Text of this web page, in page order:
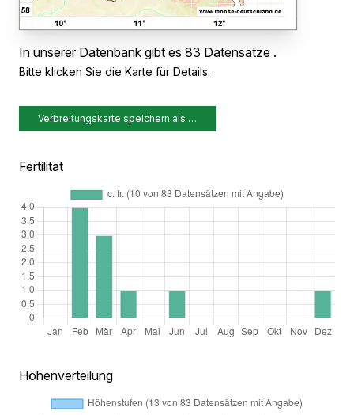
In unserer Datenbank gibt es 83 Datensätze .
Bitte klicken Sie die Karte für Details.
Verbreitungskarte speichern als …
Fertilität
Höhenverteilung